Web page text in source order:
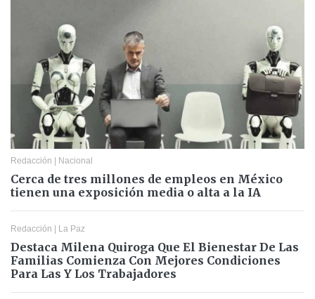
Redacción | Nacional
Cerca de tres millones de empleos en México
tienen una exposición media o alta a la IA
Redacción | La Paz
Destaca Milena Quiroga Que El Bienestar De Las
Familias Comienza Con Mejores Condiciones
Para Las Y Los Trabajadores